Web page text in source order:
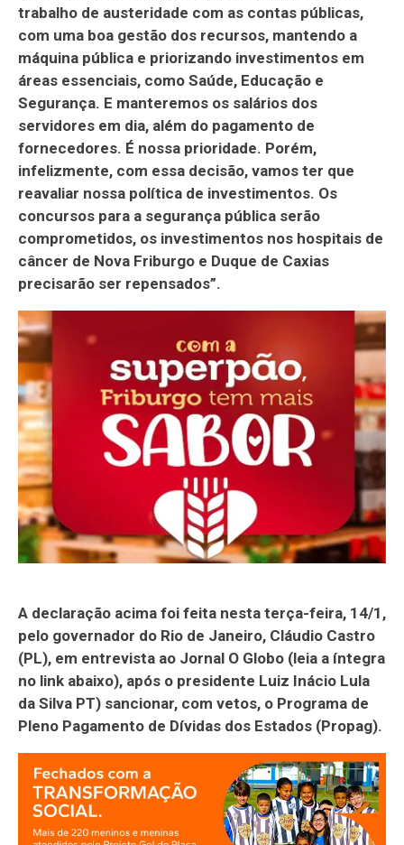
trabalho de austeridade com as contas públicas,
com uma boa gestão dos recursos, mantendo a
máquina pública e priorizando investimentos em
áreas essenciais, como Saúde, Educação e
Segurança. E manteremos os salários dos
servidores em dia, além do pagamento de
fornecedores. É nossa prioridade. Porém,
infelizmente, com essa decisão, vamos ter que
reavaliar nossa política de investimentos. Os
concursos para a segurança pública serão
comprometidos, os investimentos nos hospitais de
câncer de Nova Friburgo e Duque de Caxias
precisarão ser repensados”.
A declaração acima foi feita nesta terça-feira, 14/1,
pelo governador do Rio de Janeiro, Cláudio Castro
(PL), em entrevista ao Jornal O Globo (leia a íntegra
no link abaixo), após o presidente Luiz Inácio Lula
da Silva PT) sancionar, com vetos, o Programa de
Pleno Pagamento de Dívidas dos Estados (Propag).